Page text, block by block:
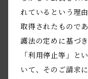
れているという理
取得されたもので
護法の定めに基づ
「利用停止等」と
いて、そのご請求